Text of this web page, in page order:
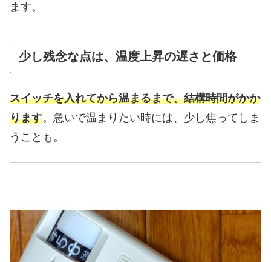
ます。
少し残念な点は、温度上昇の遅さと価格
スイッチを入れてから温まるまで、結構時間がかか
ります。急いで温まりたい時には、少し焦ってしま
うことも。